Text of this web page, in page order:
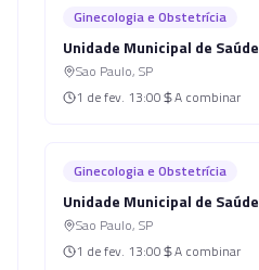
Ginecologia e Obstetrícia
Unidade Municipal de Saúde
Sao Paulo, SP
1 de fev. 13:00 A combinar
Ginecologia e Obstetrícia
Unidade Municipal de Saúde
Sao Paulo, SP
1 de fev. 13:00 A combinar